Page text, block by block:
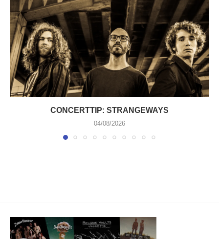
CONCERTTIP: STRANGEWAYS
04/08/2026